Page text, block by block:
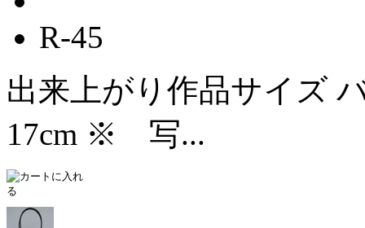
R-45
出来上がり作品サイズ
17cm ※ 写...